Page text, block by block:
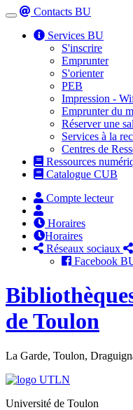
Toggle
navigation
Contacts BU
Services BU
S'inscrire
Emprunter
S'orienter
PEB
Impression -
Emprunter du
Réserver une
Services à la
Centres de
Ressources
Catalogue CUB
Compte lecteur
Horaires
Horaires
Réseaux sociaux
Facebook
de Toulon
La Garde, Toulon,
Université de Toulon